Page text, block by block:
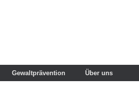
Gewaltprävention Über uns